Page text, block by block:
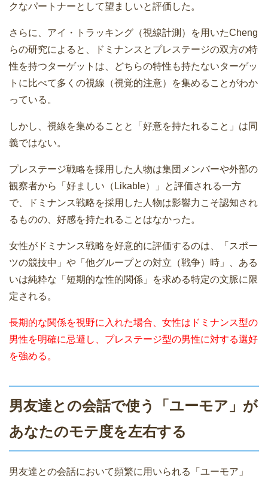
クなパートナーとして望ましいと評価した。
さらに、アイ・トラッキング（視線計測）を用いたCheng
らの研究によると、ドミナンスとプレステージの双方の特
性を持つターゲットは、どちらの特性も持たないターゲッ
トに比べて多くの視線（視覚的注意）を集めることがわか
っている。
しかし、視線を集めることと「好意を持たれること」は同
義ではない。
プレステージ戦略を採用した人物は集団メンバーや外部の
観察者から「好ましい（Likable）」と評価される一方
で、ドミナンス戦略を採用した人物は影響力こそ認知され
るものの、好感を持たれることはなかった。
女性がドミナンス戦略を好意的に評価するのは、「スポー
ツの競技中」や「他グループとの対立（戦争）時」、ある
いは純粋な「短期的な性的関係」を求める特定の文脈に限
定される。
長期的な関係を視野に入れた場合、女性はドミナンス型の
男性を明確に忌避し、プレステージ型の男性に対する選好
を強める。
男友達との会話で使う「ユーモア」が
あなたのモテ度を左右する
男友達との会話において頻繁に用いられる「ユーモア」